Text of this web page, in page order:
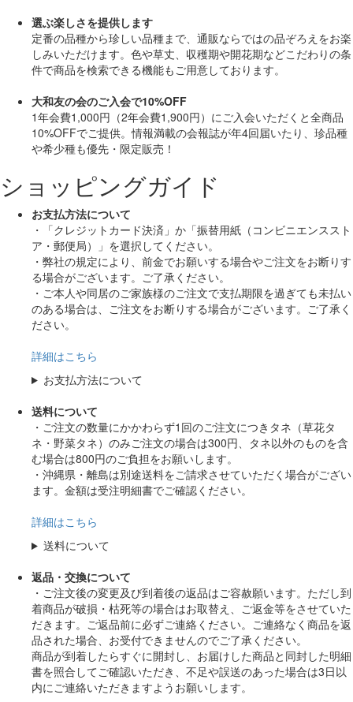
選ぶ楽しさを提供します
定番の品種から珍しい品種まで、通販ならではの品ぞろえをお楽
しみいただけます。色や草丈、収穫期や開花期などこだわりの条
件で商品を検索できる機能もご用意しております。
大和友の会のご入会で10%OFF
1年会費1,000円（2年会費1,900円）にご入会いただくと全商品
10%OFFでご提供。情報満載の会報誌が年4回届いたり、珍品種
や希少種も優先・限定販売！
ショッピングガイド
お支払方法について
・「クレジットカード決済」か「振替用紙（コンビニエンススト
ア・郵便局）」を選択してください。
・弊社の規定により、前金でお願いする場合やご注文をお断りす
る場合がございます。ご了承ください。
・ご本人や同居のご家族様のご注文で支払期限を過ぎても未払い
のある場合は、ご注文をお断りする場合がございます。ご了承く
ださい。
詳細はこちら
お支払方法について
送料について
・ご注文の数量にかかわらず1回のご注文につきタネ（草花タ
ネ・野菜タネ）のみご注文の場合は300円、タネ以外のものを含
む場合は800円のご負担をお願いします。
・沖縄県・離島は別途送料をご請求させていただく場合がござい
ます。金額は受注明細書でご確認ください。
詳細はこちら
送料について
返品・交換について
・ご注文後の変更及び到着後の返品はご容赦願います。ただし到
着商品が破損・枯死等の場合はお取替え、ご返金等をさせていた
だきます。ご返品前に必ずご連絡ください。ご連絡なく商品を返
品された場合、お受付できませんのでご了承ください。
商品が到着したらすぐに開封し、お届けした商品と同封した明細
書を照合してご確認いただき、不足や誤送のあった場合は3日以
内にご連絡いただきますようお願いします。